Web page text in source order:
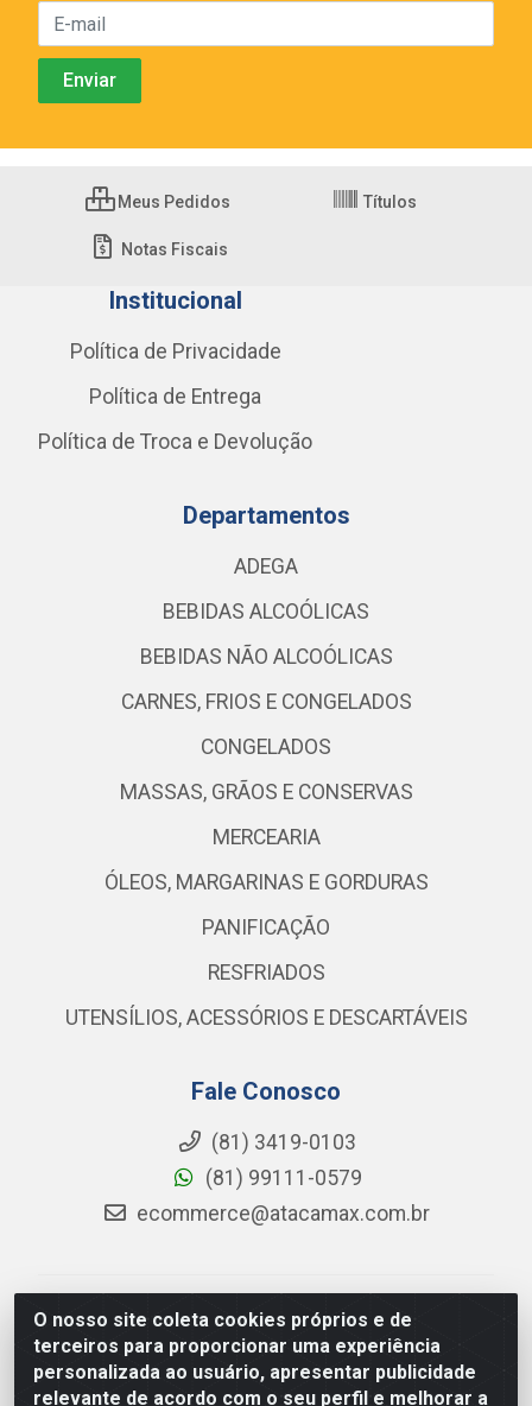
O nosso site coleta cookies próprios e de
terceiros para proporcionar uma experiência
personalizada ao usuário, apresentar publicidade
relevante de acordo com o seu perfil e melhorar a
Meus Pedidos Títulos
Notas Fiscais
Institucional
Política de Privacidade
Política de Entrega
Política de Troca e Devolução
Departamentos
ADEGA
BEBIDAS ALCOÓLICAS
BEBIDAS NÃO ALCOÓLICAS
CARNES, FRIOS E CONGELADOS
CONGELADOS
MASSAS, GRÃOS E CONSERVAS
MERCEARIA
ÓLEOS, MARGARINAS E GORDURAS
PANIFICAÇÃO
RESFRIADOS
UTENSÍLIOS, ACESSÓRIOS E DESCARTÁVEIS
Fale Conosco
(81) 3419-0103
(81) 99111-0579
ecommerce@atacamax.com.br
Atacamax Importadora de Alimentos LTDA - RODOVIA
BR-101 - SUL, KM 79,60 GP E GALPAO:D - Muribeca,
Jaboatão dos Guararapes - PE, 54355-010 - CNPJ